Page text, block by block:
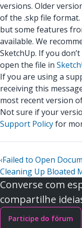
versions. Older
of the .skp file
but some features
available. We
SketchUp. If you
open the file in
If you are using a
receiving this
most recent version
Not sure if your
Support Policyfor
‹Failed to Open
Cleaning Up Bloated
Converse com
compartilhe
Participe do fórum